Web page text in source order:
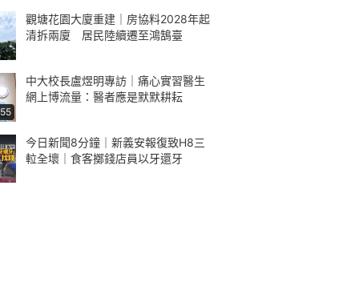
觀塘花園大廈重建｜房協料2028年起
清拆兩廈 居民陸續遷至鴻鵠臺
中大校長盧煜明專訪｜痛心實習醫生
網上博流量：醫者應是默默耕耘
今日新聞8分鐘｜新義安報復致H8三
𨋢全壞｜食客擲錢店員以牙還牙